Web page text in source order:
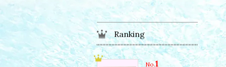
Ranking
No.1